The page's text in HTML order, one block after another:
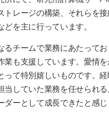
トレージの構築、それらを
どを主に行っています。
るチームで業務にあたって
業も支援しています。愛情
って特別嬉しいものです。
当していた業務を任せられ
ダーとして成長できたと感じ